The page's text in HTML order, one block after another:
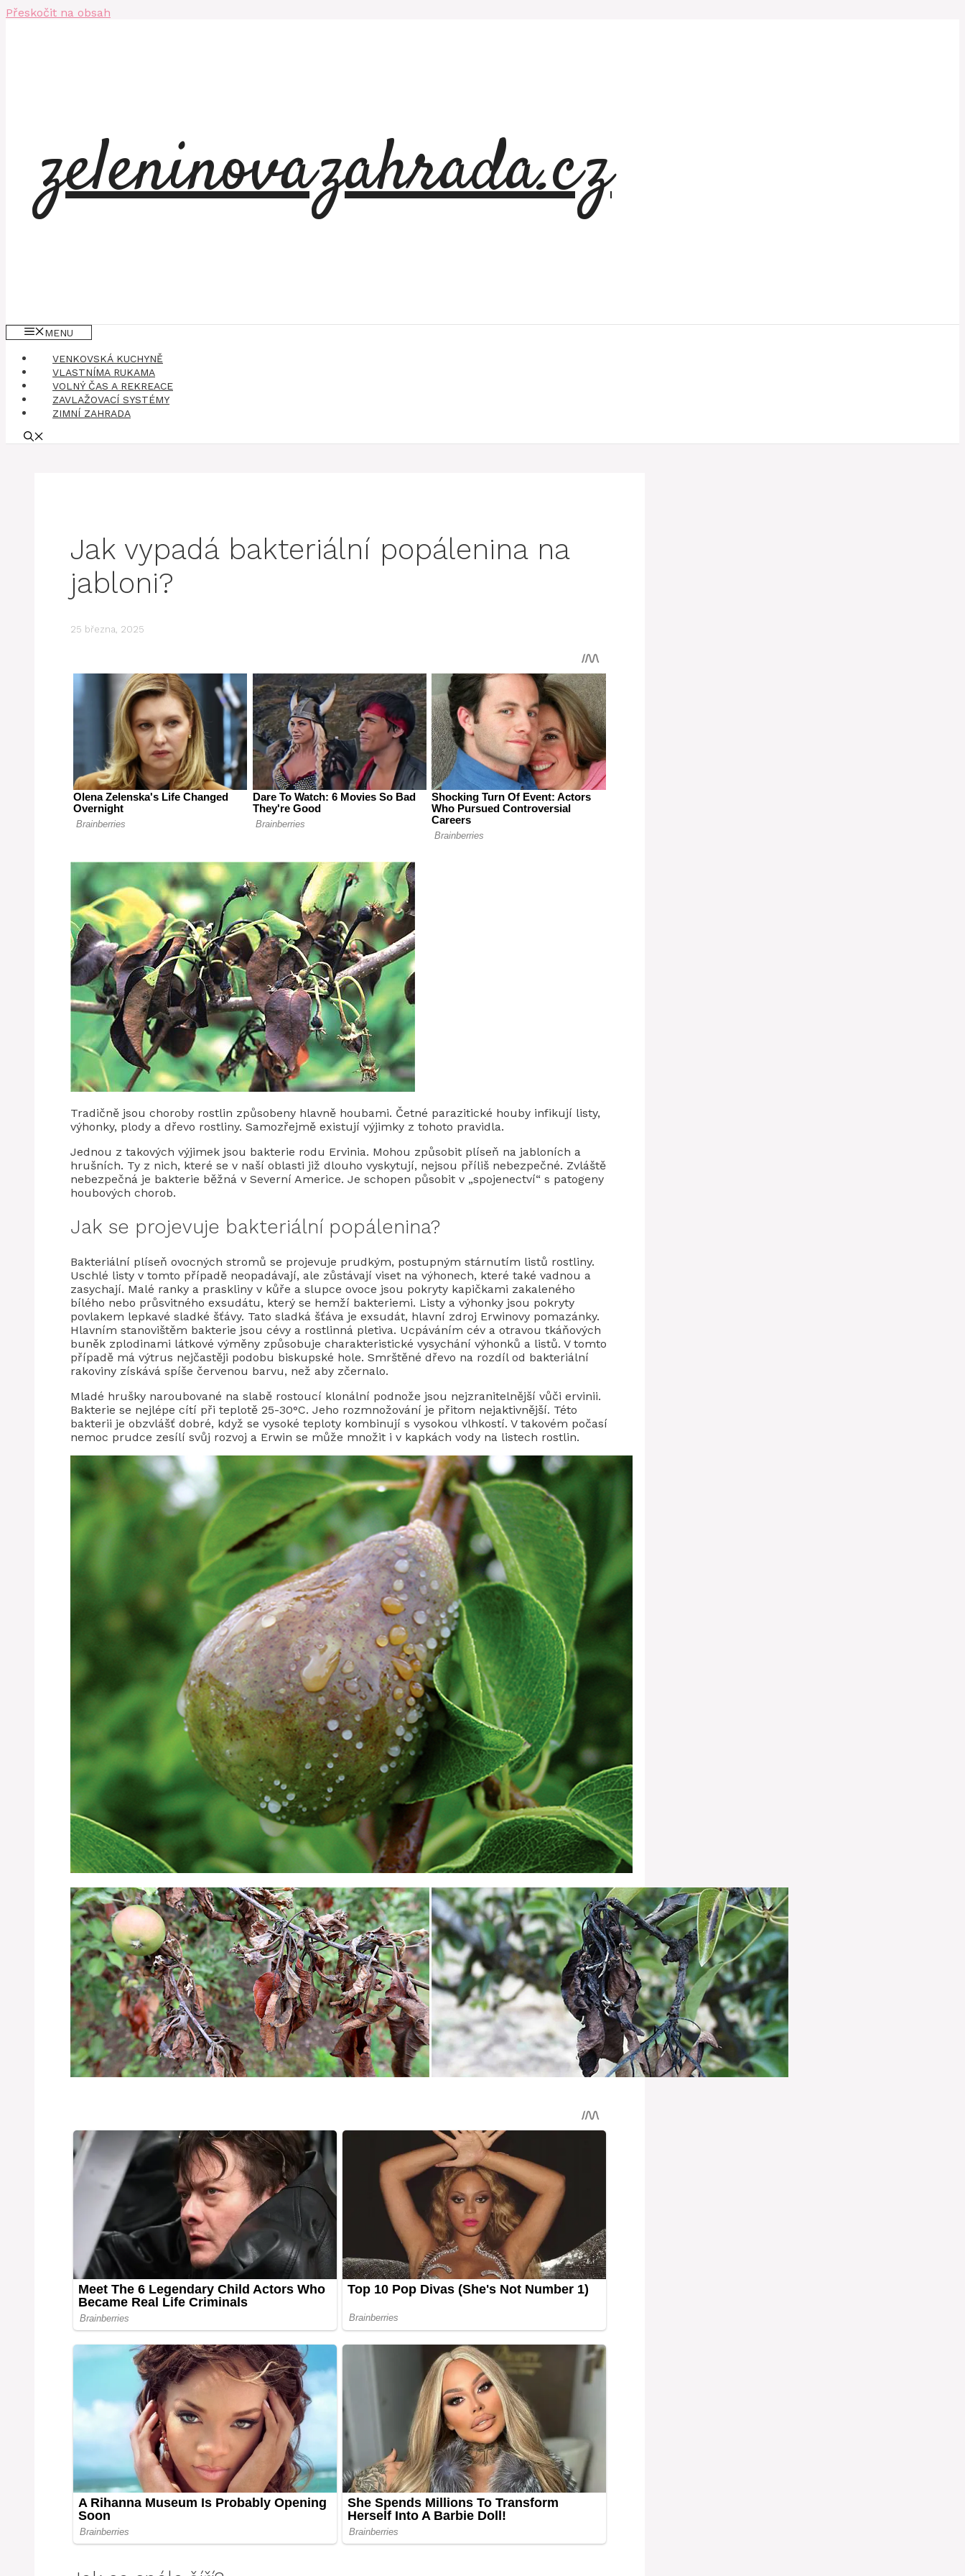
Přeskočit na obsah
zeleninovazahrada.cz
MENU
VENKOVSKÁ KUCHYNĚ
VLASTNÍMA RUKAMA
VOLNÝ ČAS A REKREACE
ZAVLAŽOVACÍ SYSTÉMY
ZIMNÍ ZAHRADA
Jak vypadá bakteriální popálenina na
jabloni?
25 března, 2025
Tradičně jsou choroby rostlin způsobeny hlavně houbami. Četné parazitické houby infikují listy,
výhonky, plody a dřevo rostliny. Samozřejmě existují výjimky z tohoto pravidla.
Jednou z takových výjimek jsou bakterie rodu Ervinia. Mohou způsobit plíseň na jabloních a
hrušních. Ty z nich, které se v naší oblasti již dlouho vyskytují, nejsou příliš nebezpečné. Zvláště
nebezpečná je bakterie běžná v Severní Americe. Je schopen působit v „spojenectví“ s patogeny
houbových chorob.
Jak se projevuje bakteriální popálenina?
Bakteriální plíseň ovocných stromů se projevuje prudkým, postupným stárnutím listů rostliny.
Uschlé listy v tomto případě neopadávají, ale zůstávají viset na výhonech, které také vadnou a
zasychají. Malé ranky a praskliny v kůře a slupce ovoce jsou pokryty kapičkami zakaleného
bílého nebo průsvitného exsudátu, který se hemží bakteriemi. Listy a výhonky jsou pokryty
povlakem lepkavé sladké šťávy. Tato sladká šťáva je exsudát, hlavní zdroj Erwinovy ​​pomazánky.
Hlavním stanovištěm bakterie jsou cévy a rostlinná pletiva. Ucpáváním cév a otravou tkáňových
buněk zplodinami látkové výměny způsobuje charakteristické vysychání výhonků a listů. V tomto
případě má výtrus nejčastěji podobu biskupské hole. Smrštěné dřevo na rozdíl od bakteriální
rakoviny získává spíše červenou barvu, než aby zčernalo.
Mladé hrušky naroubované na slabě rostoucí klonální podnože jsou nejzranitelnější vůči ervinii.
Bakterie se nejlépe cítí při teplotě 25-30°C. Jeho rozmnožování je přitom nejaktivnější. Této
bakterii je obzvlášť dobré, když se vysoké teploty kombinují s vysokou vlhkostí. V takovém počasí
nemoc prudce zesílí svůj rozvoj a Erwin se může množit i v kapkách vody na listech rostlin.